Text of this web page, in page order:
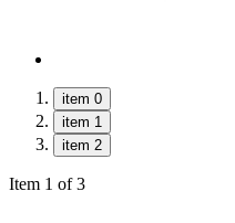
item 0
item 1
item 2
Item 1 of 3